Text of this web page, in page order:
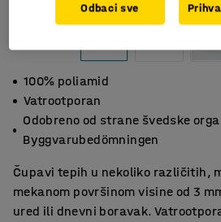
100% poliamid
Vatrootporan
Odobreno od strane švedske
Byggvarubedömningen
Čupavi tepih u nekoliko različitih,
mekanom površinom visine od 3
ured ili dnevni boravak.
Odbaci sve